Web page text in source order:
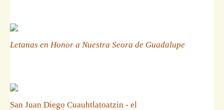
Letanas en Honor a Nuestra Seora de Guadalupe
San Juan Diego Cuauhtlatoatzin - el